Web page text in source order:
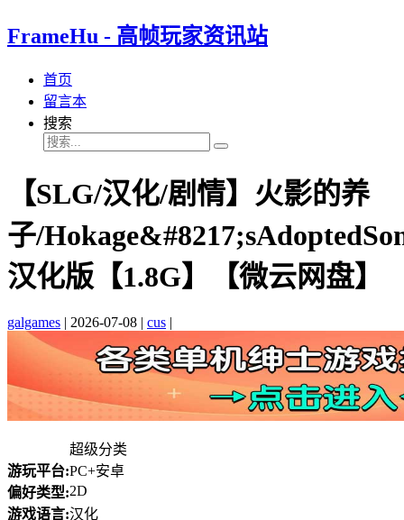
FrameHu - 高帧玩家资讯站
首页
留言本
搜索
【SLG/汉化/剧情】火影的养
子/
汉化版【1.8G】【微云网盘】
galgames | 2026-07-08 | cus |
超级分类
游玩平台:PC+安卓
偏好类型:2D
游戏语言:汉化